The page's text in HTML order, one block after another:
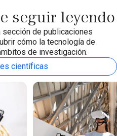
seguir leyendo
sección de publicaciones
cómo la tecnología de
de investigación.
científicas